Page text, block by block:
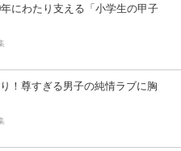
にわたり支える「小学生の甲子
！尊すぎる男子の純情ラブに胸